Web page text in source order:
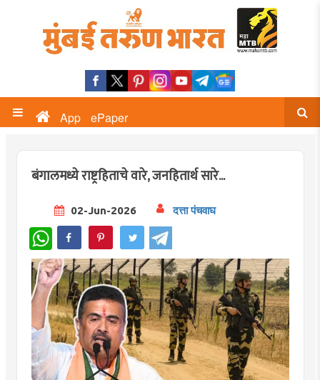
App ePaper
बंगालमध्ये राष्ट्रहिताचे वारे, जनहितार्थ सारे...
02-Jun-2026 दत्ता पंचवाघ
WhatsApp